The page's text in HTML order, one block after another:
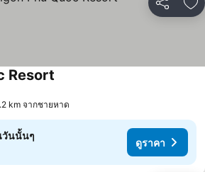
แชร์ เ
Resort
km จากชายหาด
วันนั้นๆ
ดูราคา